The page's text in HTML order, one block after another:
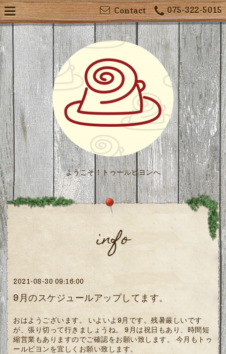
075-322-5015
Contact
ようこそ！トゥールビヨンへ
info
2021-08-30 09:16:00
9月のスケジュールアップしてます。
おはようございます。 いよいよ9月です。残暑厳しいです
が、張り切って行きましょうね。 9月は祝日もあり、時間短
縮営業もありますのでご確認をお願い致します。 今月もトゥ
ールビヨンを宜しくお願い致します。